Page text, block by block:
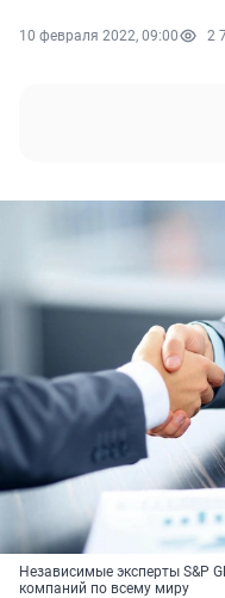
10 февраля 2022, 09:00 2
Независимые эксперты S&P
компаний по всему миру